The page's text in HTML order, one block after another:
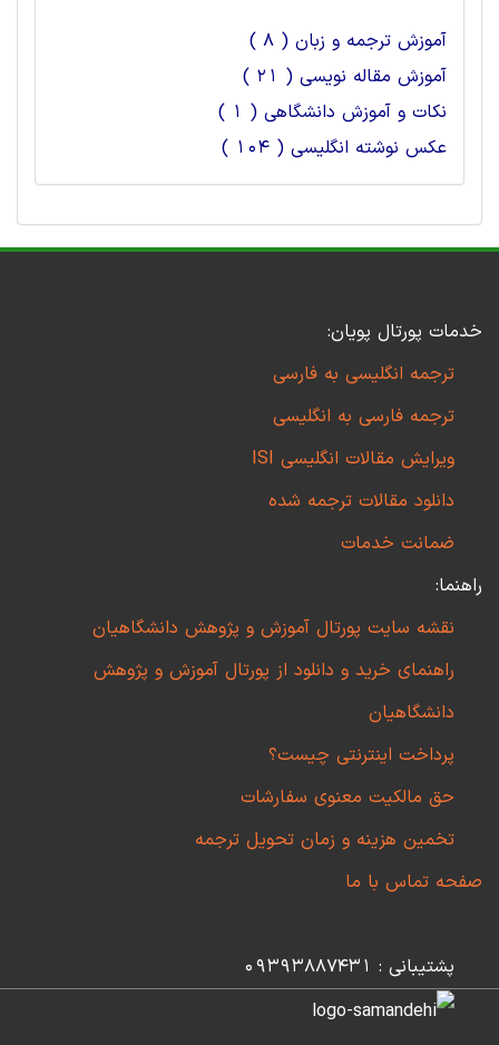
آموزش ترجمه و زبان ( 8 )
آموزش مقاله نویسی ( 21 )
نکات و آموزش دانشگاهی ( 1 )
عکس نوشته انگلیسی ( 104 )
خدمات پورتال پویان:
ترجمه انگلیسی به فارسی
ترجمه فارسی به انگلیسی
ویرایش مقالات انگلیسی ISI
دانلود مقالات ترجمه شده
ضمانت خدمات
راهنما:
نقشه سایت پورتال آموزش و پژوهش دانشگاهیان
راهنمای خرید و دانلود از پورتال آموزش و پژوهش
دانشگاهیان
پرداخت اینترنتی چیست؟
حق مالکیت معنوی سفارشات
تخمین هزینه و زمان تحویل ترجمه
صفحه تماس با ما
پشتیبانی : 09393887431